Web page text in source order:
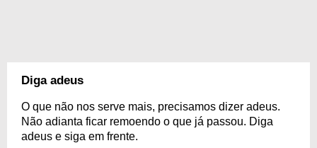
Diga adeus
O que não nos serve mais, precisamos dizer adeus.
Não adianta ficar remoendo o que já passou. Diga
adeus e siga em frente.